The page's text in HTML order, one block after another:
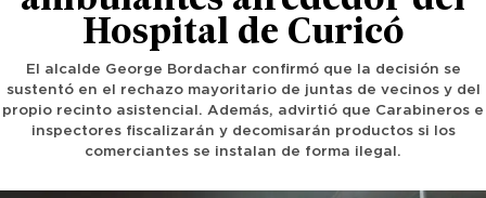
Hospital de Curicó
El alcalde George Bordachar confirmó que la decisión se
sustentó en el rechazo mayoritario de juntas de vecinos y del
propio recinto asistencial. Además, advirtió que Carabineros e
inspectores fiscalizarán y decomisarán productos si los
comerciantes se instalan de forma ilegal.